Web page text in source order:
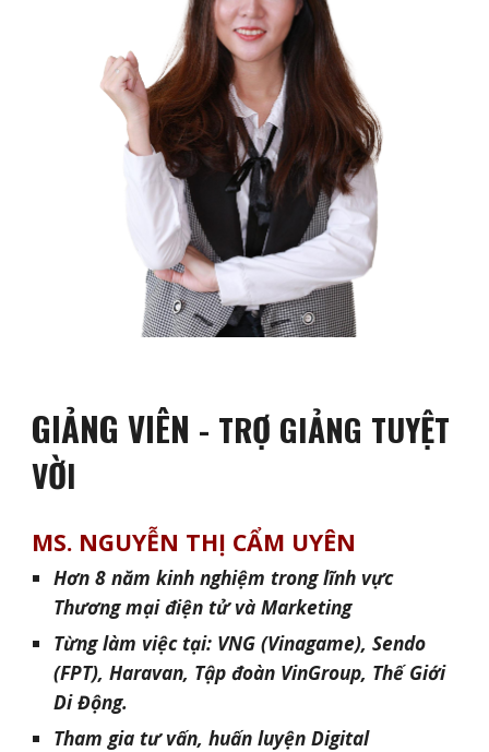
GIẢNG VIÊN - TRỢ GIẢNG TUYỆT
VỜI
MS. NGUYỄN THỊ CẨM UYÊN
Hơn8 năm kinh nghiệm trong lĩnh vực
Thương mại điện tử và Marketing
Từng làm việc tại: VNG (Vinagame), Sendo
(FPT), Haravan, Tập đoàn VinGroup, Thế Giới
Di Động.
Tham gia tư vấn, huấn luyện Digital